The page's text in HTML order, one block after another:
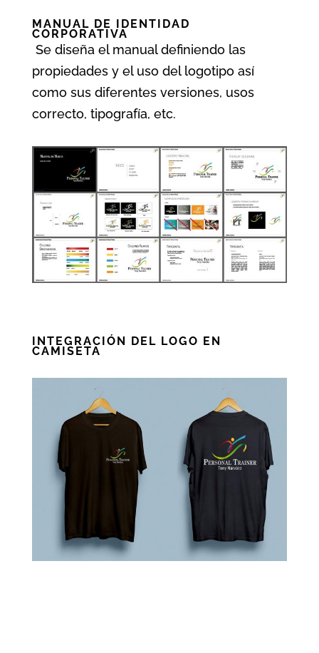
MANUAL DE IDENTIDAD
CORPORATIVA
Se diseña el manual definiendo las
propiedades y el uso del logotipo así
como sus diferentes versiones, usos
correcto, tipografía, etc.
INTEGRACIÓN DEL LOGO EN
CAMISETA